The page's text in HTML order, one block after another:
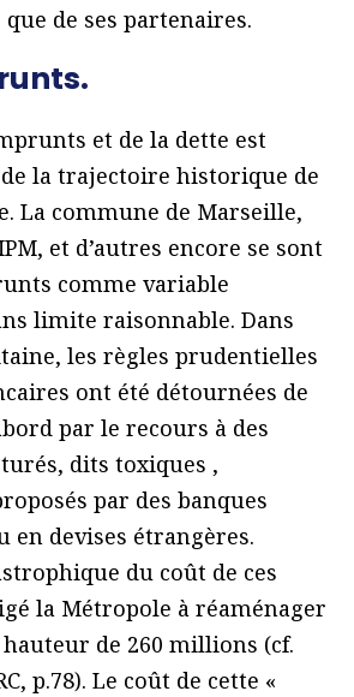
de ses partenaires.
et de la dette est
la trajectoire historique de
La commune de Marseille,
et d’autres encore se sont
comme variable
limite raisonnable. Dans
les règles prudentielles
ont été détournées de
par le recours à des
dits toxiques ,
par des banques
en devises étrangères.
du coût de ces
la Métropole à réaménager
de 260 millions (cf.
p.78). Le coût de cette «